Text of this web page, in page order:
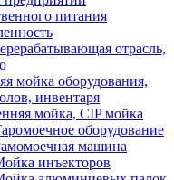
питания
отрасль,
мойка оборудования,
инвентаря
мойка, CIP мойка
оборудование
машина
инъекторов